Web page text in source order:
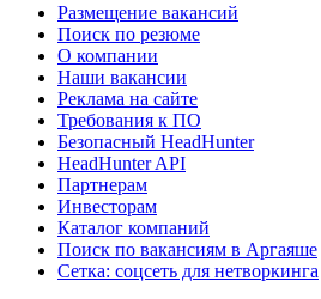
Размещение вакансий
Поиск по резюме
О компании
Наши вакансии
Реклама на сайте
Требования к ПО
Безопасный HeadHunter
HeadHunter API
Партнерам
Инвесторам
Каталог компаний
Поиск по вакансиям в Аргаяше
Сетка: соцсеть для нетворкинга